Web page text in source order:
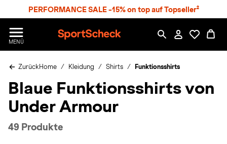
PERFORMANCE SALE -15% on top auf Topseller²
MENÜ
p
r
S
h
c
ZurückHome Kleidung Shirts Funktionsshirts
Blaue Funktionsshirts von
Under Armour
49 Produkte